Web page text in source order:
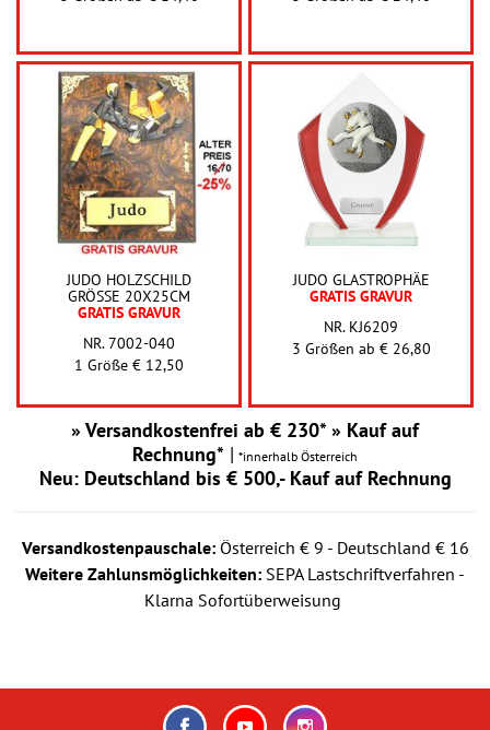
JUDO HOLZSCHILD
GRÖSSE 20X25CM
GRATIS GRAVUR
NR. 7002-040
1 Größe € 12,50
JUDO GLASTROPHÄE
GRATIS GRAVUR
NR. KJ6209
3 Größen ab € 26,80
» Versandkostenfrei ab € 230* » Kauf auf
Rechnung* | *innerhalb Österreich
Neu: Deutschland bis € 500,- Kauf auf Rechnung
Versandkostenpauschale:Österreich € 9 - Deutschland € 16
Weitere Zahlunsmöglichkeiten: SEPA Lastschriftverfahren -
Klarna Sofortüberweisung